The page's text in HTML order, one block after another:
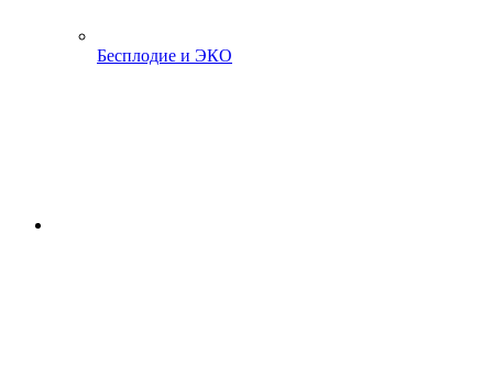
Бесплодие и ЭКО